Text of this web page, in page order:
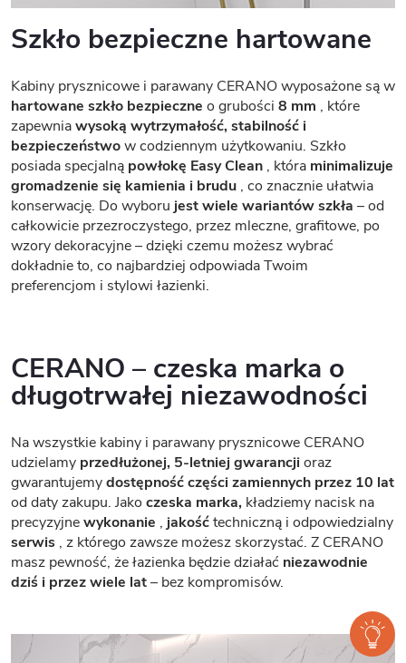
Szkło bezpieczne hartowane
Kabiny prysznicowe i parawany CERANO wyposażone są w
hartowane szkło bezpieczne o grubości 8 mm , które
zapewniawysoką wytrzymałość, stabilność i
bezpieczeństwow codziennym użytkowaniu. Szkło
posiada specjalną powłokę Easy Clean , która minimalizuje
gromadzenie się kamienia i brudu , co znacznie ułatwia
konserwację. Do wyboru jest wiele wariantów szkła – od
całkowicie przezroczystego, przez mleczne, grafitowe, po
wzory dekoracyjne – dzięki czemu możesz wybrać
dokładnie to, co najbardziej odpowiada Twoim
preferencjom i stylowi łazienki.
CERANO – czeska marka o
długotrwałej niezawodności
Na wszystkie kabiny i parawany prysznicowe CERANO
udzielamy przedłużonej, 5-letniej gwarancjioraz
gwarantujemydostępność części zamiennych przez 10 lat
od daty zakupu. Jako czeska marka, kładziemy nacisk na
precyzyjnewykonanie , jakośćtechniczną i odpowiedzialny
serwis , z którego zawsze możesz skorzystać. Z CERANO
masz pewność, że łazienka będzie działać niezawodnie
dziś i przez wiele lat– bez kompromisów.